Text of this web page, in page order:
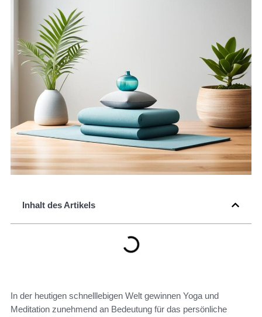
Inhalt des Artikels
In der heutigen schnelllebigen Welt gewinnen Yoga und
Meditation zunehmend an Bedeutung für das persönliche